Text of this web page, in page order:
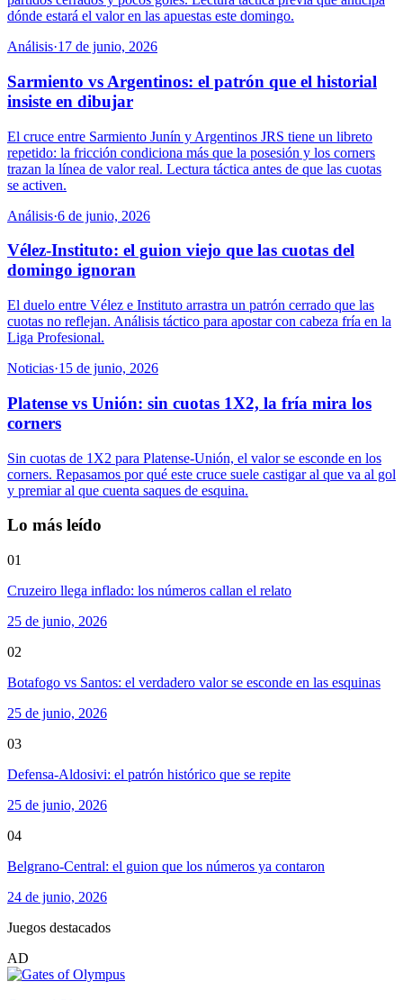
dónde estará el valor en las apuestas este domingo.
Análisis·17 de junio, 2026
Sarmiento vs Argentinos: el patrón que el historial
insiste en dibujar
El cruce entre Sarmiento Junín y Argentinos JRS tiene un libreto
repetido: la fricción condiciona más que la posesión y los corners
trazan la línea de valor real. Lectura táctica antes de que las cuotas
se activen.
Análisis·6 de junio, 2026
Vélez-Instituto: el guion viejo que las cuotas del
domingo ignoran
El duelo entre Vélez e Instituto arrastra un patrón cerrado que las
cuotas no reflejan. Análisis táctico para apostar con cabeza fría en la
Liga Profesional.
Noticias·15 de junio, 2026
Platense vs Unión: sin cuotas 1X2, la fría mira los
corners
Sin cuotas de 1X2 para Platense-Unión, el valor se esconde en los
corners. Repasamos por qué este cruce suele castigar al que va al gol
y premiar al que cuenta saques de esquina.
Lo más leído
01
Cruzeiro llega inflado: los números callan el relato
25 de junio, 2026
02
Botafogo vs Santos: el verdadero valor se esconde en las esquinas
25 de junio, 2026
03
Defensa-Aldosivi: el patrón histórico que se repite
25 de junio, 2026
04
Belgrano-Central: el guion que los números ya contaron
24 de junio, 2026
Juegos destacados
AD